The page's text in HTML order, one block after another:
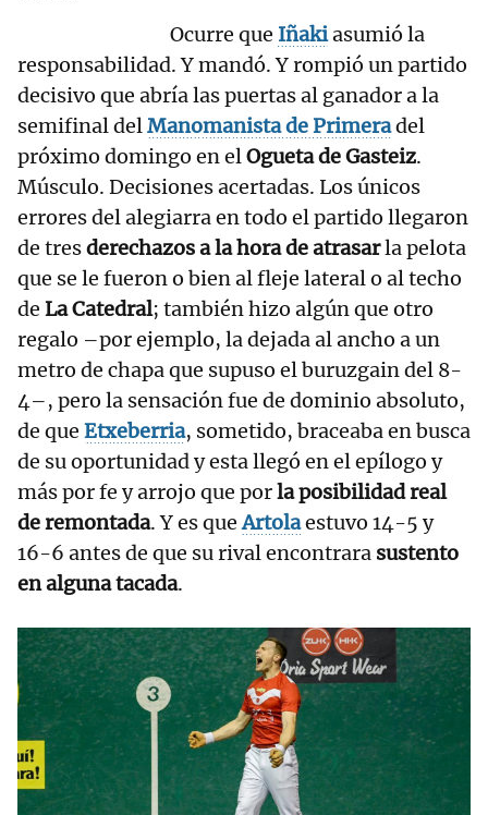
Ocurre que Iñakiasumió la
responsabilidad. Y mandó. Y rompió un partido
decisivo que abría las puertas al ganador a la
semifinal del Manomanista de Primeradel
próximo domingo en el Ogueta de Gasteiz.
Músculo. Decisiones acertadas. Los únicos
errores del alegiarra en todo el partido llegaron
de tresderechazos a la hora de atrasarla pelota
que se le fueron o bien al fleje lateral o al techo
de La Catedral; también hizo algún que otro
regalo –por ejemplo, la dejada al ancho a un
metro de chapa que supuso el buruzgain del 8-
4–, pero la sensación fue de dominio absoluto,
de que Etxeberria, sometido, braceaba en busca
de su oportunidad y esta llegó en el epílogo y
más por fe y arrojo que porla posibilidad real
de remontada. Y es queArtolaestuvo 14-5 y
16-6 antes de que su rival encontrara sustento
en alguna tacada.